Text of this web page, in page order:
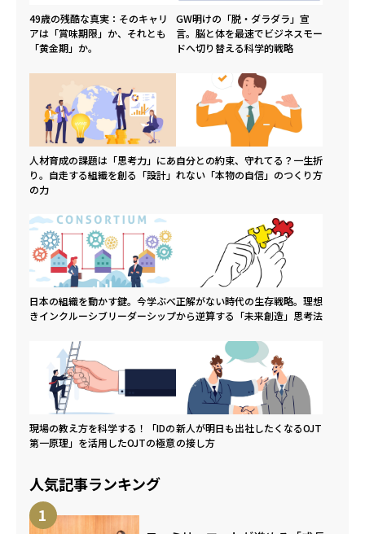
49歳の残酷な真実：そのキャリ
アは「賞味期限」か、それとも
「黄金期」か。
GW明けの「脱・ダラダラ」宣
言。脳と体を最速でビジネスモー
ドへ切り替える科学的戦略
人材育成の課題は「思考力」にあ
り。自走する組織を創る「設計」
の力
自分との約束、守れてる？一生折
れない「本物の自信」のつくり方
日本の組織を動かす鍵。今学ぶべ
きインクルーシブリーダーシップ
正解がない時代の生存戦略。理想
から逆算する「未来創造」思考法
現場の教え方を科学する！「IDの
第一原理」を活用したOJTの極意
新人が明日も出社したくなるOJT
の接し方
人気記事ランキング
1